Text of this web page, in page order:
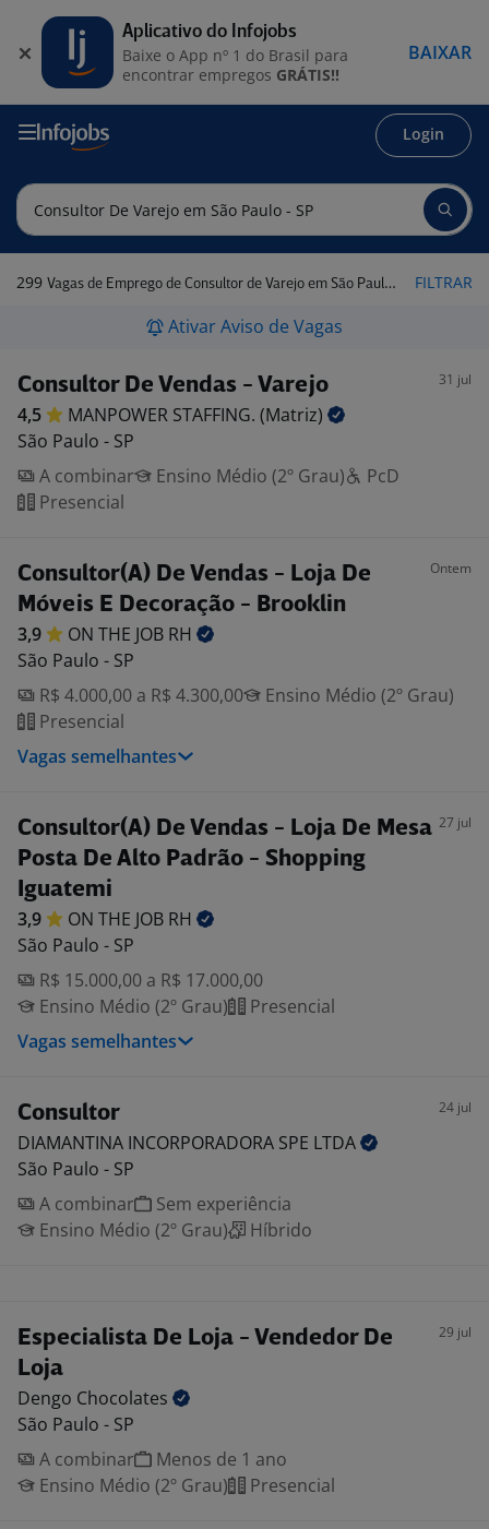
Login
299 Vagas de Emprego de Consultor de Varejo em São Paulo - SP FILTRAR
Ativar Aviso de Vagas
Consultor De Vendas - Varejo 31 jul
4,5 MANPOWER STAFFING. (Matriz)
São Paulo - SP
A combinar
Ensino Médio (2º Grau)
PcD
Presencial
Consultor(A) De Vendas - Loja De
Móveis E Decoração - Brooklin
Ontem
3,9 ON THE JOB RH
São Paulo - SP
R$ 4.000,00 a R$ 4.300,00
Ensino Médio (2º Grau)
Presencial
Vagas semelhantes
Consultor(A) De Vendas - Loja De Mesa
Posta De Alto Padrão - Shopping
Iguatemi
27 jul
3,9 ON THE JOB RH
São Paulo - SP
R$ 15.000,00 a R$ 17.000,00
Ensino Médio (2º Grau)
Presencial
Vagas semelhantes
Consultor 24 jul
DIAMANTINA INCORPORADORA SPE LTDA
São Paulo - SP
A combinar
Sem experiência
Ensino Médio (2º Grau)
Híbrido
Especialista De Loja - Vendedor De
Loja
29 jul
Dengo Chocolates
São Paulo - SP
A combinar
Menos de 1 ano
Ensino Médio (2º Grau)
Presencial
Aplicativo do Infojobs
Baixe o App nº 1 do Brasil para
encontrar empregos GRÁTIS!!
BAIXAR